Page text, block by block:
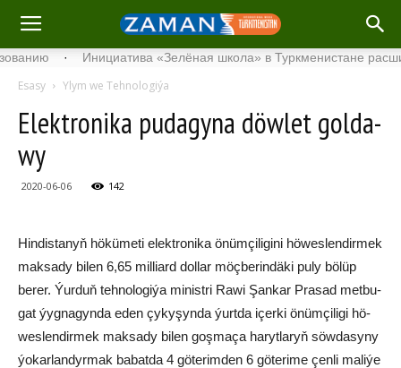
· Инициатива «Зелёная школа» в Туркменистане расширяет
Esasy Ylym we Tehnologiýa
Elekt­ro­ni­ka pu­da­gy­na döw­let gol­da­
wy
2020-06-06 142
Hin­dis­ta­nyň hö­kü­me­ti elekt­ro­ni­ka önüm­çi­li­gi­ni hö­wes­len­dir­mek
mak­sa­dy bi­len 6,65 mil­liard dol­lar möçberindäki puly bö­lüp
berer. Ýur­duň teh­no­lo­gi­ýa mi­nist­ri Ra­wi Şan­kar Pra­sad met­bu­
gat ýyg­na­gyn­da eden çy­ky­şyn­da ýurt­da içer­ki önüm­çi­li­gi hö­
wes­len­dir­mek mak­sa­dy bi­len goş­ma­ça ha­ryt­la­ryň söw­da­sy­ny
ýo­kar­lan­dyr­mak ba­bat­da 4 gö­te­rim­den 6 gö­te­ri­me çen­li ma­li­ýe